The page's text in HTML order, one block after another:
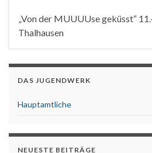
„Von der MUUUUse geküsst“
Thalhausen
DAS JUGENDWERK
Hauptamtliche
NEUESTE BEITRÄGE